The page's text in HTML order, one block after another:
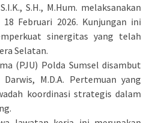
S.H., M.Hum. melaksanakan
Februari 2026. Kunjungan ini
sinergitas yang telah
Selatan.
(PJU) Polda Sumsel disambut
M.D.A. Pertemuan yang
koordinasi strategis dalam